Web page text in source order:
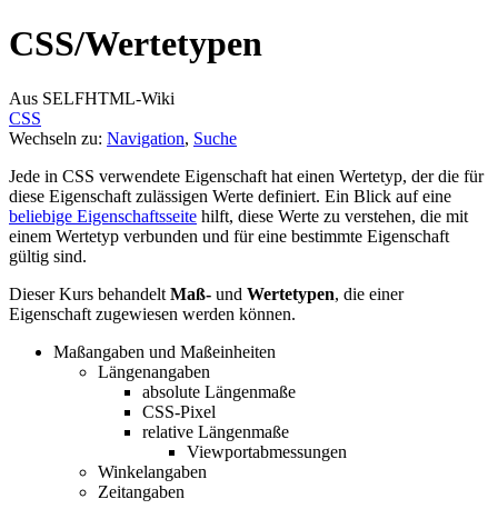
CSS/Wertetypen
Aus SELFHTML-Wiki
CSS
Wechseln zu: Navigation, Suche
Jede in CSS verwendete Eigenschaft hat einen Wertetyp, der die für
diese Eigenschaft zulässigen Werte definiert. Ein Blick auf eine
beliebige Eigenschaftsseite hilft, diese Werte zu verstehen, die mit
einem Wertetyp verbunden und für eine bestimmte Eigenschaft
gültig sind.
Dieser Kurs behandelt Maß- und Wertetypen, die einer
Eigenschaft zugewiesen werden können.
Maßangaben und Maßeinheiten
Längenangaben
absolute Längenmaße
CSS-Pixel
relative Längenmaße
Viewportabmessungen
Winkelangaben
Zeitangaben